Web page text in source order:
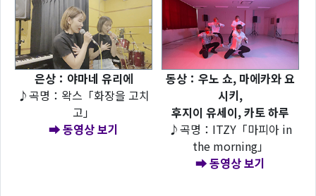
은상：야마네 유리에
♪곡명：왁스「화장을 고치
고」
➡ 동영상 보기
동상：우노 쇼, 마에카와 요
시키,
후지이 유세이, 카토 하루
♪곡명：ITZY「마피아 in
the morning」
➡ 동영상 보기